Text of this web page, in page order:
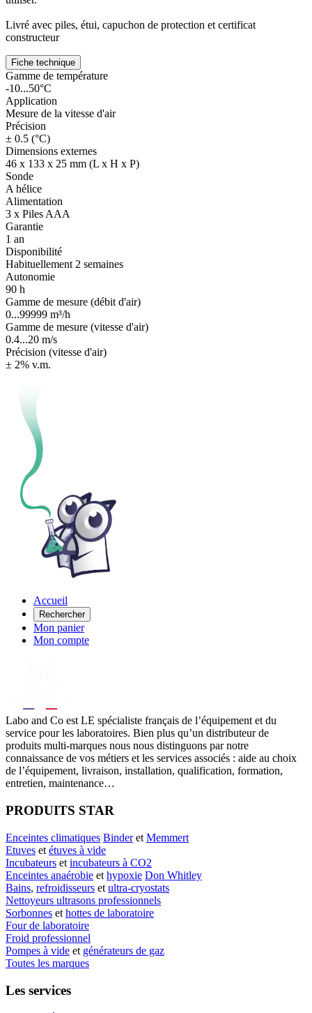
Livré avec piles, étui, capuchon de protection et certificat
constructeur
Fiche technique
Gamme de température
-10...50°C
Application
Mesure de la vitesse d'air
Précision
± 0.5 (°C)
Dimensions externes
46 x 133 x 25 mm (L x H x P)
Sonde
A hélice
Alimentation
3 x Piles AAA
Garantie
1 an
Disponibilité
Habituellement 2 semaines
Autonomie
90 h
Gamme de mesure (débit d'air)
0...99999 m³/h
Gamme de mesure (vitesse d'air)
0.4...20 m/s
Précision (vitesse d'air)
± 2% v.m.
Accueil
Rechercher
Mon panier
Mon compte
Labo and Co est LE spécialiste français de l’équipement et du
service pour les laboratoires. Bien plus qu’un distributeur de
produits multi-marques nous nous distinguons par notre
connaissance de vos métiers et les services associés : aide au choix
de l’équipement, livraison, installation, qualification, formation,
entretien, maintenance…
PRODUITS STAR
Enceintes climatiques Binderet Memmert
Etuves et étuves à vide
Incubateurs et incubateurs à CO2
Enceintes anaérobie et hypoxie Don Whitley
Bains, refroidisseurs et ultra-cryostats
Nettoyeurs ultrasons professionnels
Sorbonnes et hottes de laboratoire
Four de laboratoire
Froid professionnel
Pompes à vide et générateurs de gaz
Toutes les marques
Les services